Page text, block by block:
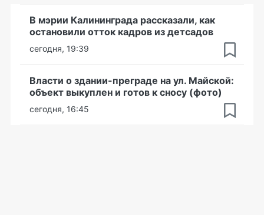
В мэрии Калининграда рассказали, как
остановили отток кадров из детсадов
сегодня, 19:39
Власти о здании-преграде на ул. Майской:
объект выкуплен и готов к сносу (фото)
сегодня, 16:45